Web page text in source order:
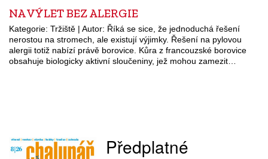
NA VÝLET BEZ ALERGIE
Kategorie: Tržiště | Autor: Říká se sice, že jednoduchá řešení
nerostou na stromech, ale existují výjimky. Řešení na pylovou
alergii totiž nabízí právě borovice. Kůra z francouzské borovice
obsahuje biologicky aktivní sloučeniny, jež mohou zamezit…
Předplatné